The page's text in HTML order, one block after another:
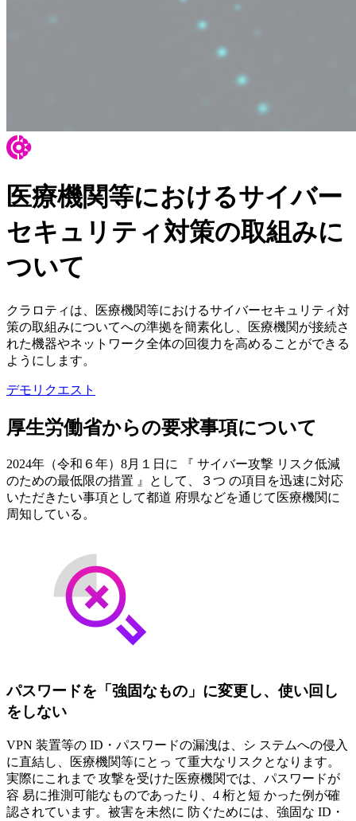
医療機関等におけるサイバー
セキュリティ対策の取組みに
ついて
クラロティは、医療機関等におけるサイバーセキュリティ対
策の取組みについてへの準拠を簡素化し、医療機関が接続さ
れた機器やネットワーク全体の回復力を高めることができる
ようにします。
デモリクエスト
厚生労働省からの要求事項について
2024年（令和６年）8月１日に 『 サイバー攻撃 リスク低減
のための最低限の措置 』として、３つ の項目を迅速に対応
いただきたい事項として都道 府県などを通じて医療機関に
周知している。
パスワードを「強固なもの」に変更し、使い回し
をしない
VPN 装置等の ID・パスワードの漏洩は、シ ステムへの侵入
に直結し、医療機関等にとっ て重大なリスクとなります。
実際にこれまで 攻撃を受けた医療機関では、パスワードが
容 易に推測可能なものであったり、4 桁と短 かった例が確
認されています。被害を未然に 防ぐためには、強固な ID・